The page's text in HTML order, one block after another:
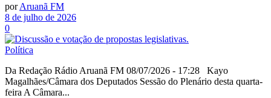
por Aruanã FM
8 de julho de 2026
0
Política
Da Redação Rádio Aruanã FM 08/07/2026 - 17:28 Kayo
Magalhães/Câmara dos Deputados Sessão do Plenário desta quarta-
feira A Câmara...